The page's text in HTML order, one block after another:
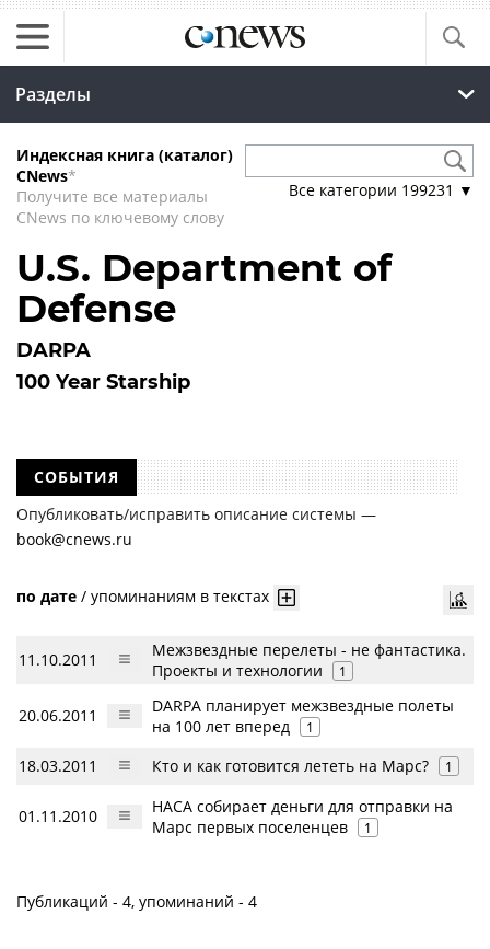
Разделы
Индексная книга (каталог)
CNews*
Получите все материалы
CNews по ключевому слову
Все категории 199231 ▼
U.S. Department of
Defense
DARPA
100 Year Starship
СОБЫТИЯ
Опубликовать/исправить описание системы —
book@cnews.ru
по дате / упоминаниям в текстах
11.10.2011
Межзвездные перелеты - не фантастика.
Проекты и технологии
1
20.06.2011
DARPA планирует межзвездные полеты
на 100 лет вперед
1
18.03.2011 Кто и как готовится лететь на Марс? 1
01.11.2010
НАСА собирает деньги для отправки на
Марс первых поселенцев
1
Публикаций - 4, упоминаний - 4